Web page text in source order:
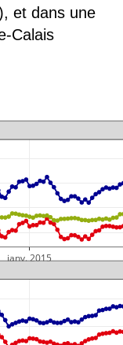
et dans une
Calais
janv. 2015